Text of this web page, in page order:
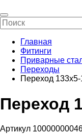
Главная
Фитинги
Приварные
Переходы
Переход
Переход
Артикул